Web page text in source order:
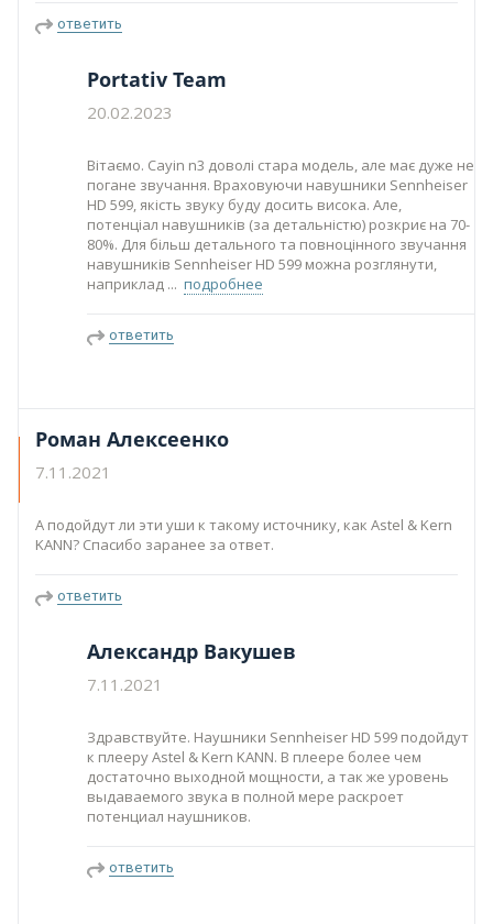
ответить
Portativ Team
20.02.2023
Вітаємо. Cayin n3 доволі стара модель, але має дуже не
погане звучання. Враховуючи навушники Sennheiser
HD 599, якість звуку буду досить висока. Але,
потенціал навушників (за детальністю) розкриє на 70-
80%. Для більш детального та повноцінного звучання
навушників Sennheiser HD 599 можна розглянути,
наприклад
подробнее
ответить
Роман Алексеенко
7.11.2021
А подойдут ли эти уши к такому источнику, как Astel & Kern
KANN? Спасибо заранее за ответ.
ответить
Александр Вакушев
7.11.2021
Здравствуйте. Наушники Sennheiser HD 599 подойдут
к плееру Astel & Kern KANN. В плеере более чем
достаточно выходной мощности, а так же уровень
выдаваемого звука в полной мере раскроет
потенциал наушников.
ответить